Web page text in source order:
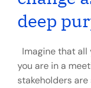
deep
Imagine that
you are in a
stakeholders